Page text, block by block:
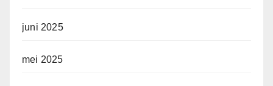
juni 2025
mei 2025